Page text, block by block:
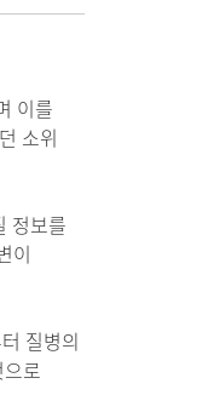
이를
소위
정보를
이
질병의
로